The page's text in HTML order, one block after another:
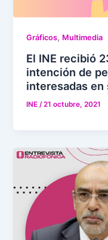
Gráficos, Multimedia
El INE recibió
intención de
interesadas
INE/21 octubre, 2021